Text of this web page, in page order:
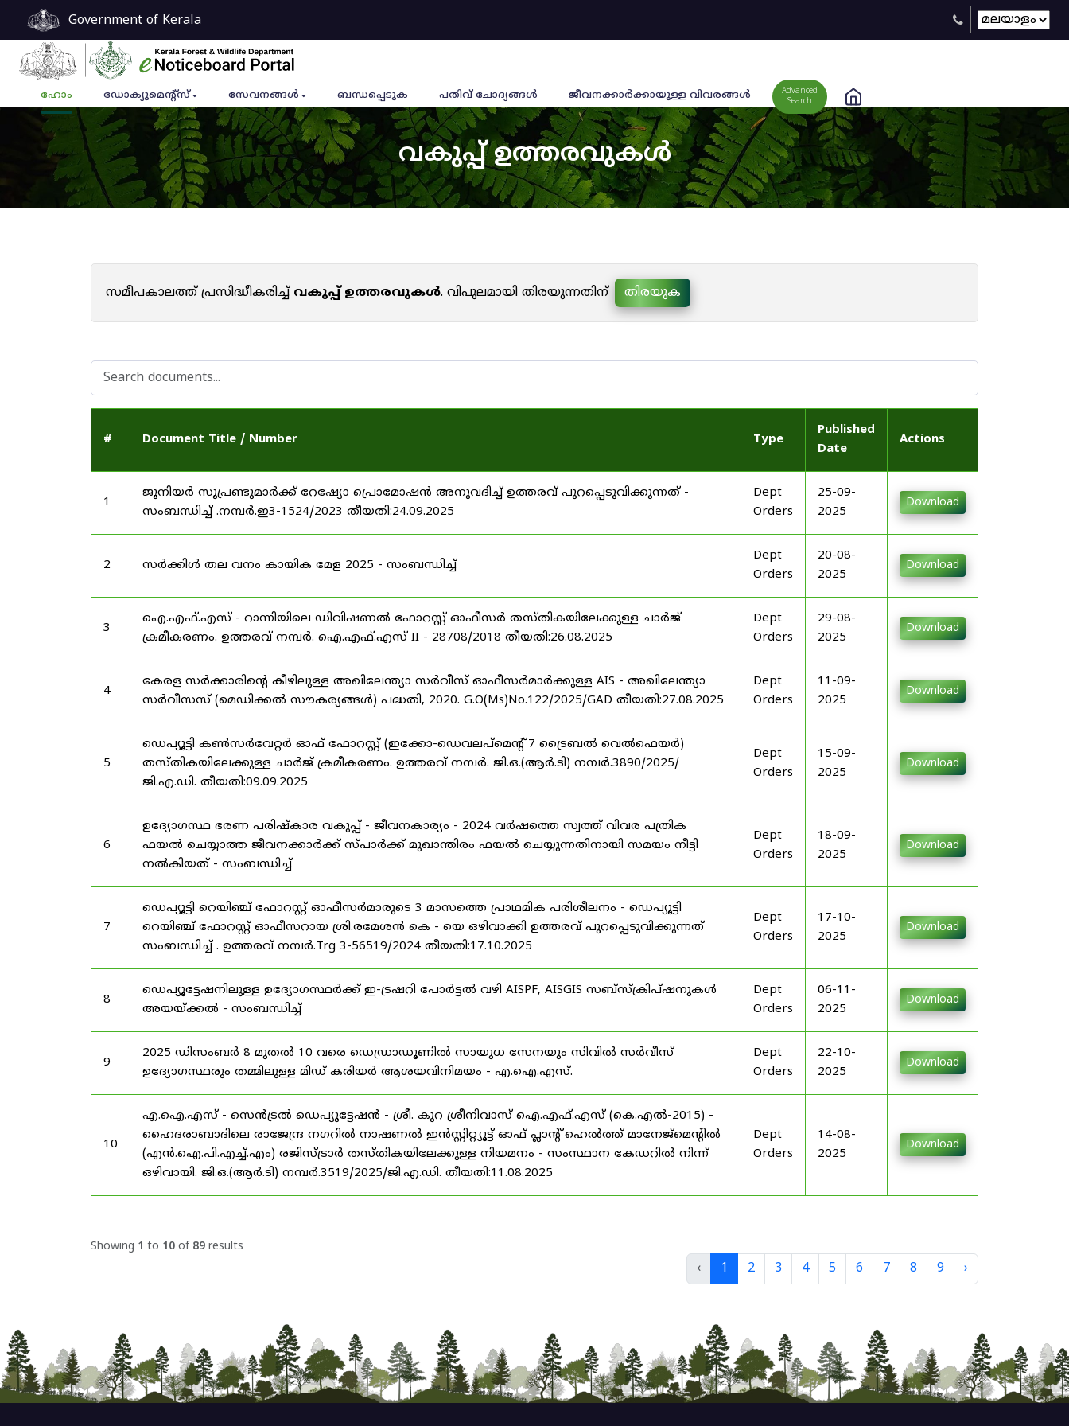
Government of Kerala
ഹോം ഡോക്യുമെൻ്റ്സ് സേവനങ്ങൾ ബന്ധപ്പെടുക പതിവ് ചോദ്യങ്ങൾ ജീവനക്കാര്‍ക്കായുള്ള വിവരങ്ങള്‍
Advanced
Search
വകുപ്പ് ഉത്തരവുകൾ
സമീപകാലത്ത് പ്രസിദ്ധീകരിച്ച്വകുപ്പ് ഉത്തരവുകൾ. വിപുലമായി തിരയുന്നതിന് തിരയുക
# Document Title / Number Type
Published
Date
Actions
1
ജൂനിയർ സൂപ്രണ്ടുമാർക്ക് റേഷ്യോ പ്രൊമോഷൻ അനുവദിച്ച് ഉത്തരവ് പുറപ്പെടുവിക്കുന്നത് -
സംബന്ധിച്ച് .നമ്പർ.ഇ3-1524/2023 തീയതി:24.09.2025
Dept
Orders
25-09-
2025
Download
2 സർക്കിൾ തല വനം കായിക മേള 2025 - സംബന്ധിച്ച്
Dept
Orders
20-08-
2025
Download
3
ഐ.എഫ്.എസ് - റാന്നിയിലെ ഡിവിഷണൽ ഫോറസ്റ്റ് ഓഫീസർ തസ്തികയിലേക്കുള്ള ചാർജ്
ക്രമീകരണം. ഉത്തരവ് നമ്പർ. ഐ.എഫ്.എസ് II - 28708/2018 തീയതി:26.08.2025
Dept
Orders
29-08-
2025
Download
4
കേരള സർക്കാരിന്റെ കീഴിലുള്ള അഖിലേന്ത്യാ സർവീസ് ഓഫീസർമാർക്കുള്ള AIS - അഖിലേന്ത്യാ
സർവീസസ് (മെഡിക്കൽ സൗകര്യങ്ങൾ) പദ്ധതി, 2020. G.O(Ms)No.122/2025/GAD തീയതി:27.08.2025
Dept
Orders
11-09-
2025
Download
5
ഡെപ്യൂട്ടി കൺസർവേറ്റർ ഓഫ് ഫോറസ്റ്റ് (ഇക്കോ-ഡെവലപ്മെന്റ് 7 ട്രൈബൽ വെൽഫെയർ)
തസ്തികയിലേക്കുള്ള ചാർജ് ക്രമീകരണം. ഉത്തരവ് നമ്പർ. ജി.ഒ.(ആർ.ടി) നമ്പർ.3890/2025/
ജി.എ.ഡി. തീയതി:09.09.2025
Dept
Orders
15-09-
2025
Download
6
ഉദ്യോഗസ്ഥ ഭരണ പരിഷ്കാര വകുപ്പ് - ജീവനകാര്യം - 2024 വർഷത്തെ സ്വത്ത് വിവര പത്രിക
ഫയൽ ചെയ്യാത്ത ജീവനക്കാർക്ക് സ്പാർക്ക് മുഖാന്തിരം ഫയൽ ചെയ്യുന്നതിനായി സമയം നീട്ടി
നൽകിയത് - സംബന്ധിച്ച്
Dept
Orders
18-09-
2025
Download
7
ഡെപ്യൂട്ടി റെയിഞ്ച് ഫോറസ്റ്റ് ഓഫീസർമാരുടെ 3 മാസത്തെ പ്രാഥമിക പരിശീലനം - ഡെപ്യൂട്ടി
റെയിഞ്ച് ഫോറസ്റ്റ് ഓഫീസറായ ശ്രി.രമേശൻ കെ - യെ ഒഴിവാക്കി ഉത്തരവ് പുറപ്പെടുവിക്കുന്നത്
സംബന്ധിച്ച് . ഉത്തരവ് നമ്പർ.Trg 3-56519/2024 തീയതി:17.10.2025
Dept
Orders
17-10-
2025
Download
8
ഡെപ്യൂട്ടേഷനിലുള്ള ഉദ്യോഗസ്ഥർക്ക് ഇ-ട്രഷറി പോർട്ടൽ വഴി AISPF, AISGIS സബ്‌സ്‌ക്രിപ്‌ഷനുകൾ
അയയ്ക്കൽ - സംബന്ധിച്ച്
Dept
Orders
06-11-
2025
Download
9
2025 ഡിസംബർ 8 മുതൽ 10 വരെ ഡെഡ്രാഡൂണിൽ സായുധ സേനയും സിവിൽ സർവീസ്
ഉദ്യോഗസ്ഥരും തമ്മിലുള്ള മിഡ് കരിയർ ആശയവിനിമയം - എ.ഐ.എസ്.
Dept
Orders
22-10-
2025
Download
10
എ.ഐ.എസ് - സെൻട്രൽ ഡെപ്യൂട്ടേഷൻ - ശ്രീ. കുറ ശ്രീനിവാസ് ഐ.എഫ്.എസ് (കെ.എൽ-2015) -
ഹൈദരാബാദിലെ രാജേന്ദ്ര നഗറിൽ നാഷണൽ ഇൻസ്റ്റിറ്റ്യൂട്ട് ഓഫ് പ്ലാന്റ് ഹെൽത്ത് മാനേജ്‌മെന്റിൽ
(എൻ.ഐ.പി.എച്ച്.എം) രജിസ്ട്രാർ തസ്തികയിലേക്കുള്ള നിയമനം - സംസ്ഥാന കേഡറിൽ നിന്ന്
ഒഴിവായി. ജി.ഒ.(ആർ.ടി) നമ്പർ.3519/2025/ജി.എ.ഡി. തീയതി:11.08.2025
Dept
Orders
14-08-
2025
Download
Showing 1 to 10 of 89 results
‹ 1 2 3 4 5 6 7 8 9 ›